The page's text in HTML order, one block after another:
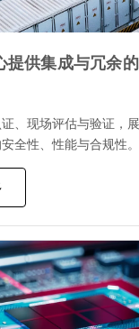
提供集成与冗余
、现场评估与验证，
全性、性能与合规性。